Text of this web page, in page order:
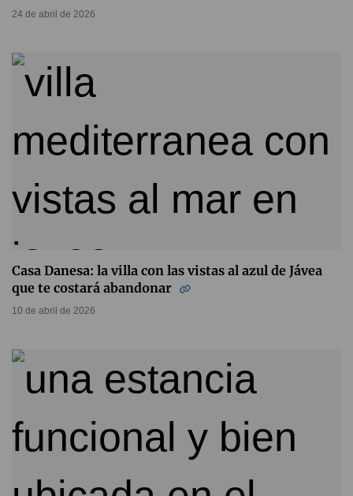
24 de abril de 2026
Casa Danesa: la villa con las vistas al azul de Jávea
que te costará abandonar
10 de abril de 2026